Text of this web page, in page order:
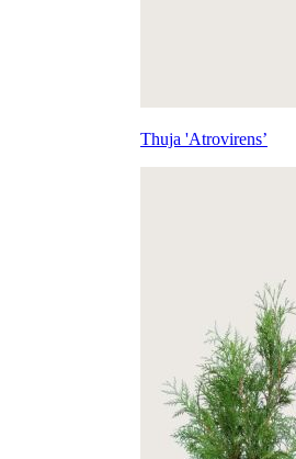
Thuja 'Atrovirens’